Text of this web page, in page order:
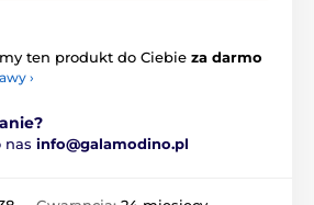
ten produkt do Ciebie za darmo
›
nas info@galamodino.pl